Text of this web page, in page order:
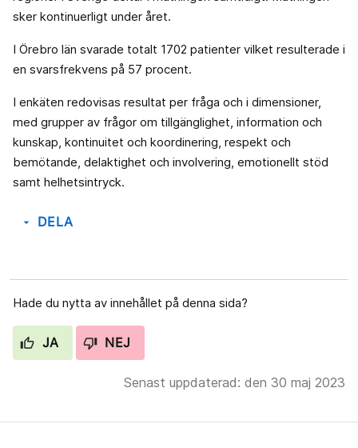
sker kontinuerligt under året.
I Örebro län svarade totalt 1702 patienter vilket resulterade i
en svarsfrekvens på 57 procent.
I enkäten redovisas resultat per fråga och i dimensioner,
med grupper av frågor om tillgänglighet, information och
kunskap, kontinuitet och koordinering, respekt och
bemötande, delaktighet och involvering, emotionellt stöd
samt helhetsintryck.
arrow_drop_down DELA
Hade du nytta av innehållet på denna sida?
JA NEJ
Senast uppdaterad: den 30 maj 2023